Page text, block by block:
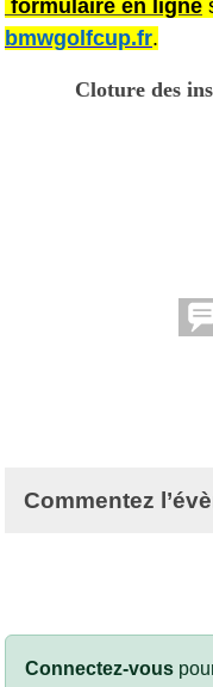
formulaire en ligne
bmwgolfcup.fr.
Cloture des
Commentez
Connectez-vous